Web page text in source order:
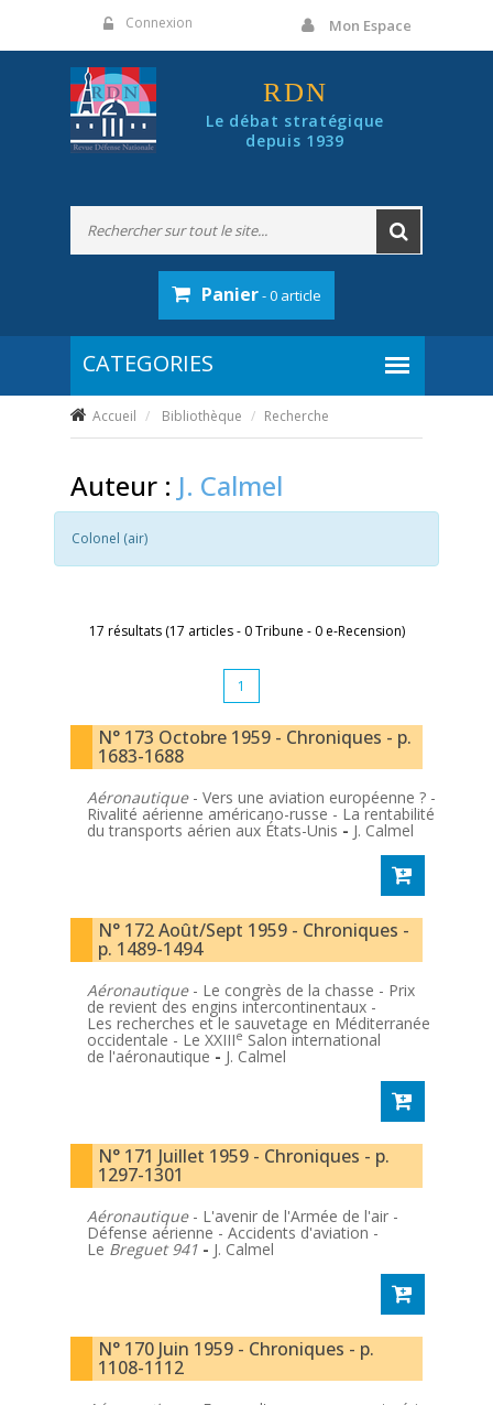
Connexion Mon Espace
RDN
Le débat stratégique
depuis 1939
Panier- 0 article
Accueil Bibliothèque Recherche
Auteur : J. Calmel
Colonel (air)
17 résultats (17 articles - 0 Tribune - 0 e-Recension)
1
N° 173 Octobre 1959 - Chroniques - p.
1683-1688
Aéronautique - Vers une aviation européenne ? -
Rivalité aérienne américano-russe - La rentabilité
du transports aérien aux États-Unis - J. Calmel
N° 172 Août/Sept 1959 - Chroniques -
p. 1489-1494
Aéronautique - Le congrès de la chasse - Prix
de revient des engins intercontinentaux -
Les recherches et le sauvetage en Méditerranée
occidentale - Le XXIIIe Salon international
de l'aéronautique - J. Calmel
N° 171 Juillet 1959 - Chroniques - p.
1297-1301
Aéronautique - L'avenir de l'Armée de l'air -
Défense aérienne - Accidents d'aviation -
Le Breguet 941 - J. Calmel
N° 170 Juin 1959 - Chroniques - p.
1108-1112